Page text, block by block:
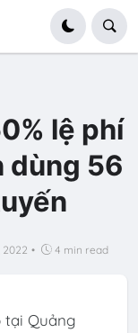
lệ phí
dùng 56
2022 • 4 min read
tại Quảng